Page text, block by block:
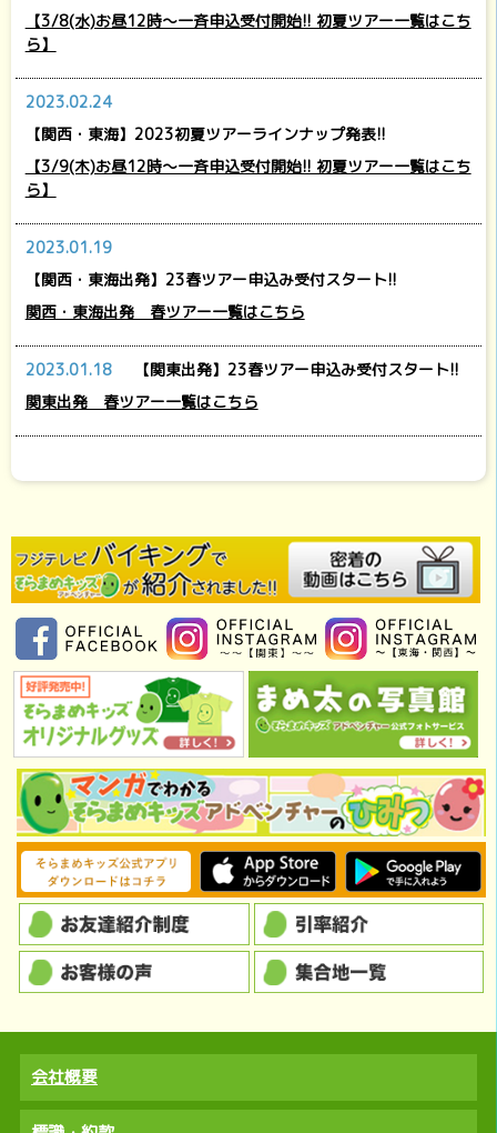
【3/8(水)お昼12時～一斉申込受付開始!! 初夏ツアー一覧はこち
ら】
2023.02.24
【関西・東海】2023初夏ツアーラインナップ発表!!
【3/9(木)お昼12時～一斉申込受付開始!! 初夏ツアー一覧はこち
ら】
2023.01.19
【関西・東海出発】23春ツアー申込み受付スタート!!
関西・東海出発 春ツアー一覧はこちら
2023.01.18
【関東出発】23春ツアー申込み受付スタート!!
関東出発 春ツアー一覧はこちら
会社概要